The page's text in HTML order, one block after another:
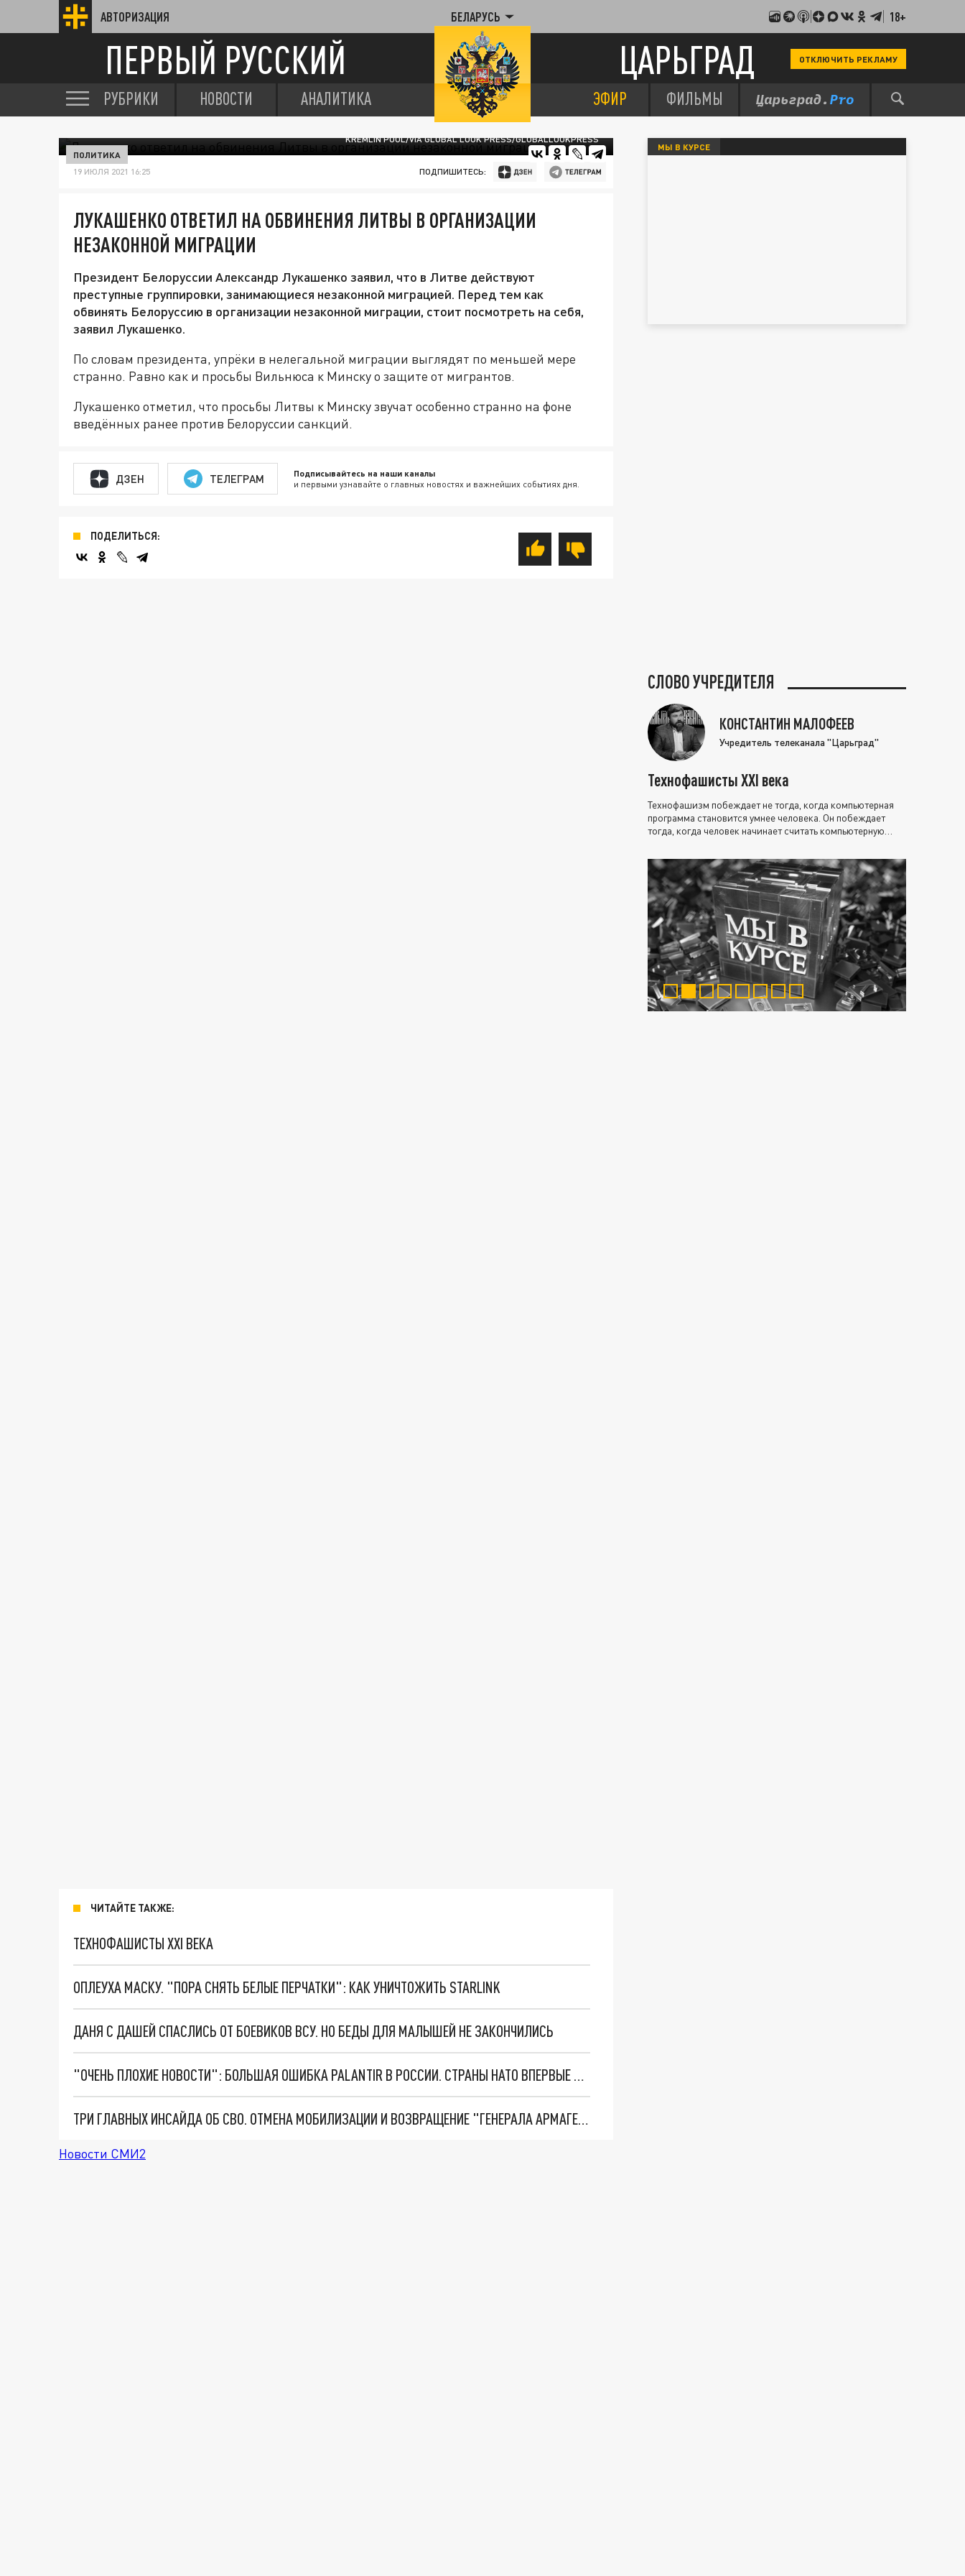
АВТОРИЗАЦИЯ БЕЛАРУСЬ 18+
ПЕРВЫЙ РУССКИЙ ЦАРЬГРАД ОТКЛЮЧИТЬ РЕКЛАМУ
РУБРИКИ НОВОСТИ АНАЛИТИКА ЭФИР ФИЛЬМЫ
KREMLIN POOL/VIA GLOBAL LOOK PRESS/GLOBALLOOKPRESS
ПОЛИТИКА
19 ИЮЛЯ 2021 16:25 ПОДПИШИТЕСЬ:
ЛУКАШЕНКО ОТВЕТИЛ НА ОБВИНЕНИЯ ЛИТВЫ В ОРГАНИЗАЦИИ
НЕЗАКОННОЙ МИГРАЦИИ
Президент Белоруссии Александр Лукашенко заявил, что в Литве действуют
преступные группировки, занимающиеся незаконной миграцией. Перед тем как
обвинять Белоруссию в организации незаконной миграции, стоит посмотреть на себя,
заявил Лукашенко.
По словам президента, упрёки в нелегальной миграции выглядят по меньшей мере
странно. Равно как и просьбы Вильнюса к Минску о защите от мигрантов.
Лукашенко отметил, что просьбы Литвы к Минску звучат особенно странно на фоне
введённых ранее против Белоруссии санкций.
ДЗЕН ТЕЛЕГРАМ Подписывайтесь на наши каналы
и первыми узнавайте о главных новостях и важнейших событиях дня.
ПОДЕЛИТЬСЯ:
ЧИТАЙТЕ ТАКЖЕ:
ТЕХНОФАШИСТЫ XXI ВЕКА
ОПЛЕУХА МАСКУ. "ПОРА СНЯТЬ БЕЛЫЕ ПЕРЧАТКИ": КАК УНИЧТОЖИТЬ STARLINK
ДАНЯ С ДАШЕЙ СПАСЛИСЬ ОТ БОЕВИКОВ ВСУ. НО БЕДЫ ДЛЯ МАЛЫШЕЙ НЕ ЗАКОНЧИЛИСЬ
"ОЧЕНЬ ПЛОХИЕ НОВОСТИ": БОЛЬШАЯ ОШИБКА PALANTIR В РОССИИ. СТРАНЫ НАТО ВПЕРВЫЕ ЗА СВО ОСТАНОВИЛИ ПОСТАВКИ ОРУЖИЯ. ВСУ ТЕРЯЮТ ПРИГРАНИЧЬЕ?
ТРИ ГЛАВНЫХ ИНСАЙДА ОБ СВО. ОТМЕНА МОБИЛИЗАЦИИ И ВОЗВРАЩЕНИЕ "ГЕНЕРАЛА АРМАГЕДДОНА"? ОТЛИЧНЫЕ НОВОСТИ, КОТОРЫЕ ЖДАЛИ ВСЕ
Новости СМИ2
МЫ В КУРСЕ
СЛОВО УЧРЕДИТЕЛЯ
КОНСТАНТИН МАЛОФЕЕВ
Учредитель телеканала "Царьград"
Технофашисты XXI века
Технофашизм побеждает не тогда, когда компьютерная
программа становится умнее человека. Он побеждает
тогда, когда человек начинает считать компьютерную